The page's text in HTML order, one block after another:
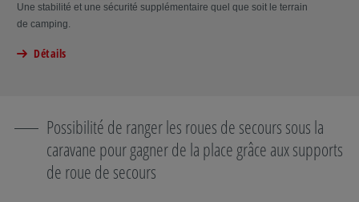
Une stabilité et une sécurité supplémentaire quel que soit le terrain
de camping.
Détails
Possibilité de ranger les roues de secours sous la
caravane pour gagner de la place grâce aux supports
de roue de secours